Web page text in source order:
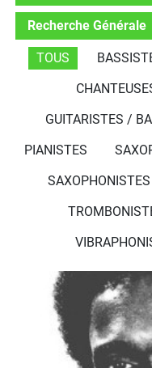
Recherche Générale
TOUS
GUITARISTES /
PIANISTES